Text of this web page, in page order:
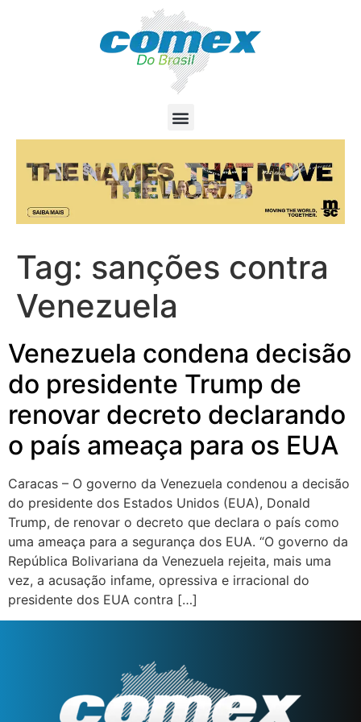
Tag: sanções contra
Venezuela
Venezuela condena decisão
do presidente Trump de
renovar decreto declarando
o país ameaça para os EUA
Caracas – O governo da Venezuela condenou a decisão
do presidente dos Estados Unidos (EUA), Donald
Trump, de renovar o decreto que declara o país como
uma ameaça para a segurança dos EUA. “O governo da
República Bolivariana da Venezuela rejeita, mais uma
vez, a acusação infame, opressiva e irracional do
presidente dos EUA contra […]